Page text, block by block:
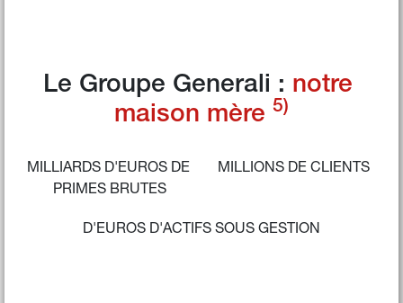
Le Groupe Generali : notre
maison mère 5)
MILLIARDS D'EUROS DE
PRIMES BRUTES
MILLIONS DE CLIENTS
D'EUROS D'ACTIFS SOUS GESTION